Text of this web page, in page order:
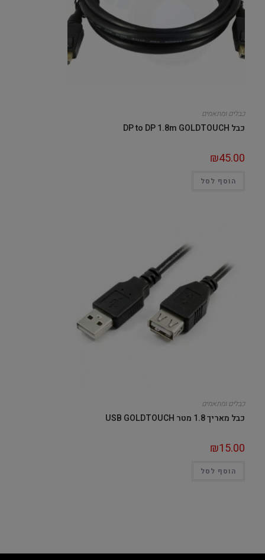
כבלים ומתאמים
כבל DP to DP 1.8m GOLDTOUCH
₪45.00
הוסף לסל
כבלים ומתאמים
כבל מאריך 1.8 מטר USB GOLDTOUCH
₪15.00
הוסף לסל